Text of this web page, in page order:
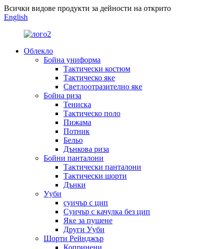
Всички видове продукти за дейности на открито
English
Облекло
Бойна униформа
Тактически костюм
Тактическо яке
Светлоотразително яке
Бойна риза
Тениска
Тактическо поло
Пижама
Потник
Бельо
Дънкова риза
Бойни панталони
Тактически панталони
Тактически шорти
Дънки
Ууби
суичър с цип
Суичър с качулка без цип
Яке за пушене
Други Ууби
Шорти Рейнджър
Копринени